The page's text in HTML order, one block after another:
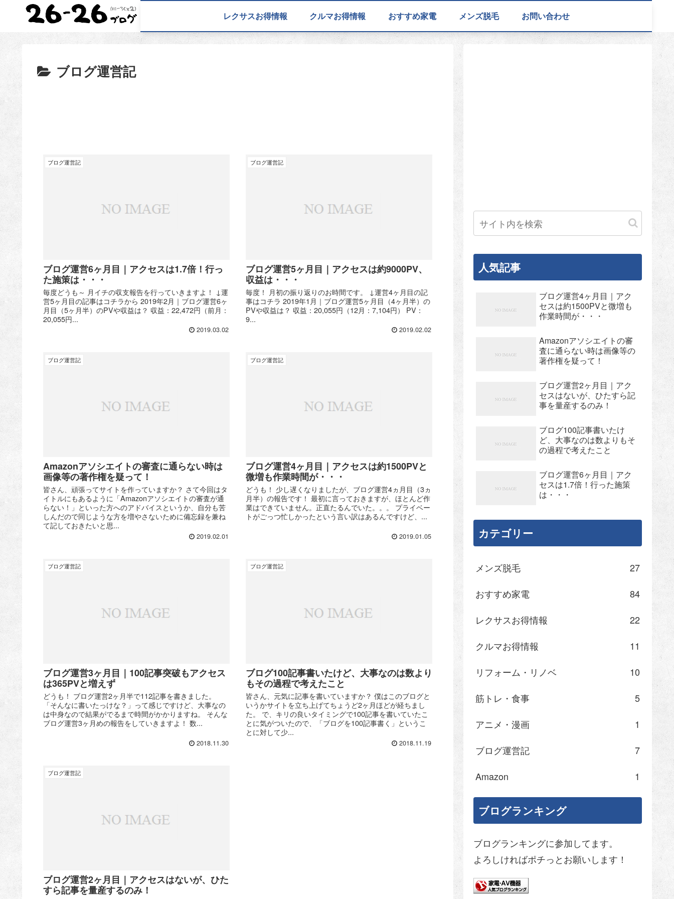
レクサスお得情報 クルマお得情報 おすすめ家電 メンズ脱毛 お問い合わせ
ブログ運営記
ブログ運営記
ブログ運営6ヶ月目｜アクセスは1.7倍！行っ
た施策は・・・
毎度どうも～ 月イチの収支報告を行っていきますよ！ ↓運
営5ヶ月目の記事はコチラから 2019年2月｜ブログ運営6ヶ
月目（5ヶ月半）のPVや収益は？ 収益：22,472円（前月：
20,055円...
2019.03.02
ブログ運営記
ブログ運営5ヶ月目｜アクセスは約9000PV、
収益は・・・
毎度！ 月初の振り返りのお時間です。 ↓運営4ヶ月目の記
事はコチラ 2019年1月｜ブログ運営5ヶ月目（4ヶ月半）の
PVや収益は？ 収益：20,055円（12月：7,104円） PV：
9...
2019.02.02
ブログ運営記
Amazonアソシエイトの審査に通らない時は
画像等の著作権を疑って！
皆さん、頑張ってサイトを作っていますか？ さて今回はタ
イトルにもあるように「Amazonアソシエイトの審査が通
らない！」といった方へのアドバイスというか、自分も苦
しんだので同じような方を増やさないために備忘録を兼ね
て記しておきたいと思...
2019.02.01
ブログ運営記
ブログ運営4ヶ月目｜アクセスは約1500PVと
微増も作業時間が・・・
どうも！ 少し遅くなりましたが、ブログ運営4ヵ月目（3ヵ
月半）の報告です！ 最初に言っておきますが、ほとんど作
業はできていません。正直たるんでいた。。。 プライベー
トがごっつ忙しかったという言い訳はあるんですけど、...
2019.01.05
ブログ運営記
ブログ運営3ヶ月目｜100記事突破もアクセス
は365PVと増えず
どうも！ ブログ運営2ヶ月半で112記事を書きました。
「そんなに書いたっけな？」って感じですけど、大事なの
は中身なので結果がでるまで時間がかかりますね。 そんな
ブログ運営3ヶ月めの報告をしていきますよ！ 数...
2018.11.30
ブログ運営記
ブログ100記事書いたけど、大事なのは数より
もその過程で考えたこと
皆さん、元気に記事を書いていますか？ 僕はこのブログと
いうかサイトを立ち上げてちょうど2ヶ月ほどが経ちまし
た。 で、キリの良いタイミングで100記事を書いていたこ
とに気がついたので、「ブログを100記事書く」というこ
とに対して少...
2018.11.19
ブログ運営記
ブログ運営2ヶ月目｜アクセスはないが、ひた
すら記事を量産するのみ！
人気記事
ブログ運営4ヶ月目｜アク
セスは約1500PVと微増も
作業時間が・・・
Amazonアソシエイトの審
査に通らない時は画像等の
著作権を疑って！
ブログ運営2ヶ月目｜アク
セスはないが、ひたすら記
事を量産するのみ！
ブログ100記事書いたけ
ど、大事なのは数よりもそ
の過程で考えたこと
ブログ運営6ヶ月目｜アク
セスは1.7倍！行った施策
は・・・
カテゴリー
メンズ脱毛
27
おすすめ家電
84
レクサスお得情報
22
クルマお得情報
11
リフォーム・リノベ
10
筋トレ・食事
5
アニメ・漫画
1
ブログ運営記
7
Amazon
1
ブログランキング
ブログランキングに参加してます。
よろしければポチっとお願いします！